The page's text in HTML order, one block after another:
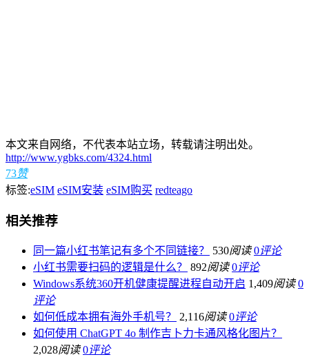
本文来自网络，不代表本站立场，转载请注明出处。
http://www.ygbks.com/4324.html
73赞
标签:eSIM eSIM安装 eSIM购买 redteago
相关推荐
同一篇小红书笔记有多个不同链接？ 530阅读 0评论
小红书需要扫码的逻辑是什么？
892阅读 0评论
Windows系统360开机健康提醒进程自动开启 1,409阅读 0
评论
如何低成本拥有海外手机号？
2,116阅读 0评论
如何使用 ChatGPT 4o 制作吉卜力卡通风格化图片？
2,028阅读 0评论